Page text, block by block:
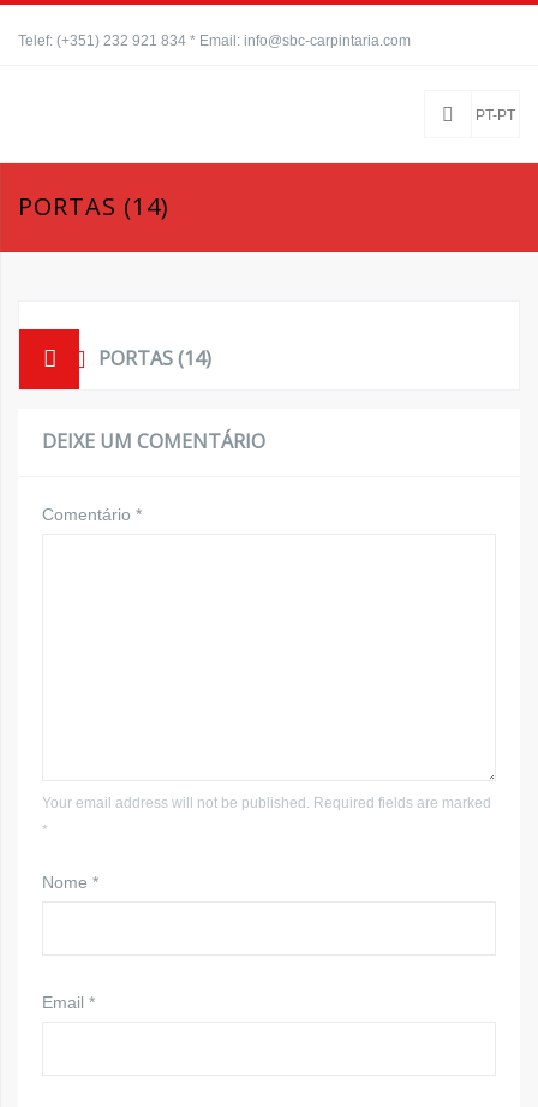
Telef: (+351) 232 921 834 * Email: info@sbc-carpintaria.com
PT-PT
PORTAS (14)
PORTAS (14)
DEIXE UM COMENTÁRIO
Comentário *
Your email address will not be published. Required fields are marked
*
Nome *
Email *